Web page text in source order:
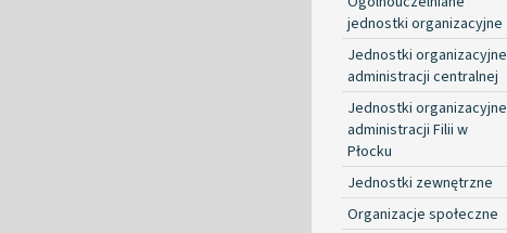
jednostki organizacyjne
Jednostki organizacyjne
administracji centralnej
Jednostki organizacyjne
administracji Filii w
Płocku
Jednostki zewnętrzne
Organizacje społeczne